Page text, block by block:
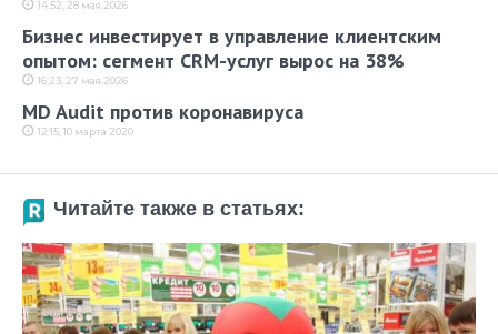
14:52, 28 мая 2026
Бизнес инвестирует в управление клиентским
опытом: сегмент CRM-услуг вырос на 38%
16:23, 27 мая 2026
MD Audit против коронавируса
12:15, 10 марта 2020
Читайте также в статьях: